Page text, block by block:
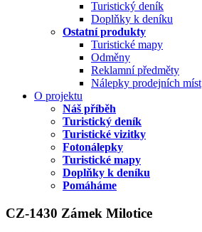
Turistický deník
Doplňky k deníku
Ostatní produkty
Turistické mapy
Odměny
Reklamní předměty
Nálepky prodejních míst
O projektu
Náš příběh
Turistický deník
Turistické vizitky
Fotonálepky
Turistické mapy
Doplňky k deníku
Pomáháme
CZ-1430 Zámek Milotice